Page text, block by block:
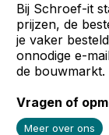
Bij Schroef-it
prijzen, de
je vaker
onnodige e-
de bouwmarkt.
Vragen of
Meer over ons